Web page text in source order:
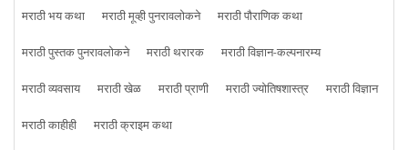
मराठी भय कथा
मराठी मूव्ही पुनरावलोकने
मराठी पौराणिक कथा
मराठी पुस्तक पुनरावलोकने
मराठी थरारक
मराठी विज्ञान-कल्पनारम्य
मराठी व्यवसाय
मराठी खेळ मराठी प्राणी मराठी ज्योतिषशास्त्र
मराठी विज्ञान
मराठी काहीही
मराठी क्राइम कथा